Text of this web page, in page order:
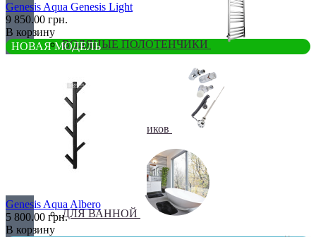
ВОДЯНЫЕ ПОЛОТЕНЧИКИ
Все для полотенчиков
ДЛЯ ВАННОЙ
Genesis Aqua Genesis Light
9 850.00 грн.
В корзину
НОВАЯ МОДЕЛЬ
Genesis Aqua Albero
5 800.00 грн.
В корзину